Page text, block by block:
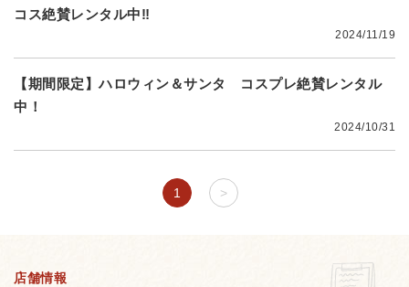
コス絶賛レンタル中‼
2024/11/19
【期間限定】ハロウィン＆サンタ コスプレ絶賛レンタル
中！
2024/10/31
1 >
店舗情報